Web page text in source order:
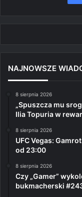
NAJNOWSZE
8 sierpnia 2026
„Spuszcza mu
Ilia Topuria w
8 sierpnia 2026
UFC Vegas:
od 23:00
8 sierpnia 2026
Czy „Gamer”
bukmacherski